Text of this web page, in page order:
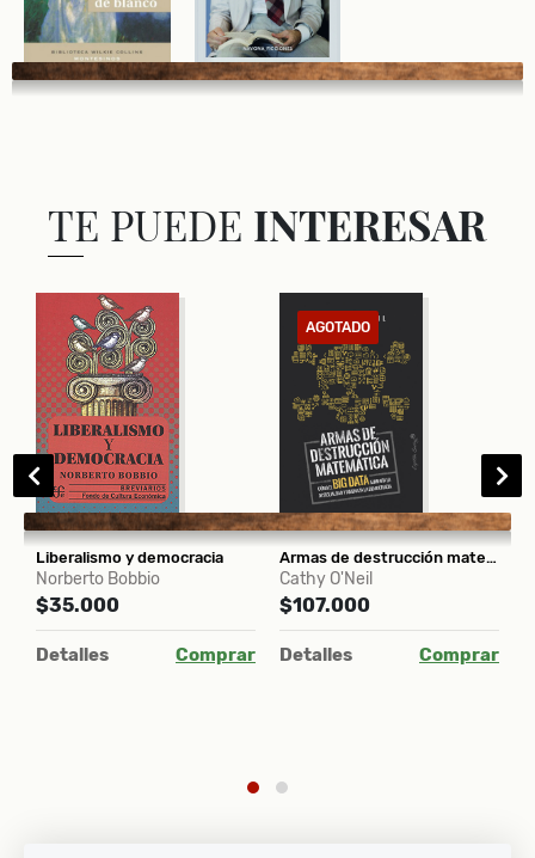
TE PUEDE INTERESAR
Liberalismo y democracia
Norberto Bobbio
$35.000
Detalles Comprar
AGOTADO
Armas de destrucción matemática
Cathy O'Neil
$107.000
Detalles Comprar